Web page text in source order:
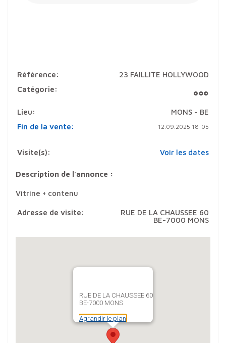
Référence:
23 FAILLITE HOLLYWOOD
Catégorie:
Lieu:
MONS - BE
Fin de la vente:
12.09.2025 18:05
Visite(s): Voir les dates
Description de l'annonce :
Vitrine + contenu
Adresse de visite:
RUE DE LA CHAUSSEE 60
BE-7000 MONS
RUE DE LA CHAUSSEE 60
BE-7000 MONS
Agrandir le plan